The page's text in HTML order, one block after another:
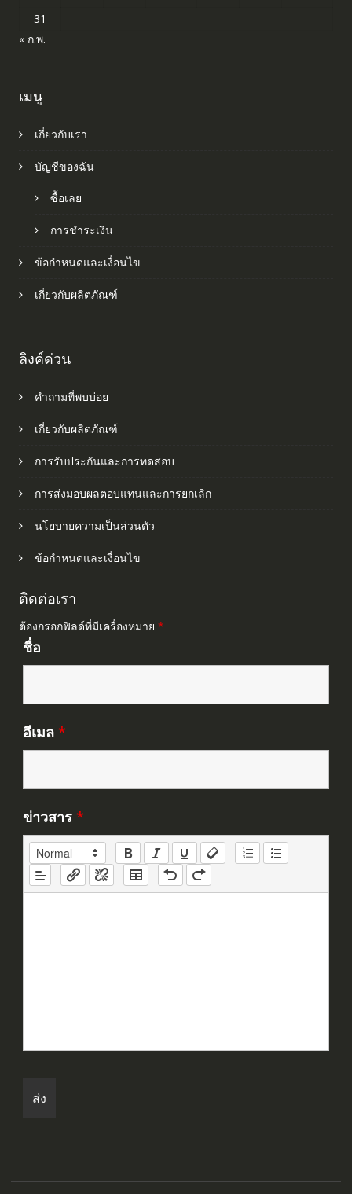
31
« ก.พ.
เมนู
เกี่ยวกับเรา
บัญชีของฉัน
ซื้อเลย
การชำระเงิน
ข้อกำหนดและเงื่อนไข
เกี่ยวกับผลิตภัณฑ์
ลิงค์ด่วน
คำถามที่พบบ่อย
เกี่ยวกับผลิตภัณฑ์
การรับประกันและการทดสอบ
การส่งมอบผลตอบแทนและการยกเลิก
นโยบายความเป็นส่วนตัว
ข้อกำหนดและเงื่อนไข
ติดต่อเรา
ต้องกรอกฟิลด์ที่มีเครื่องหมาย *
ชื่อ
อีเมล *
ข่าวสาร *